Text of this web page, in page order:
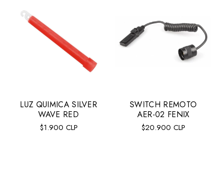
LUZ QUIMICA SILVER
WAVE RED
Precio
$1.900 CLP
SWITCH REMOTO
AER-02 FENIX
Precio
$20.900 CLP